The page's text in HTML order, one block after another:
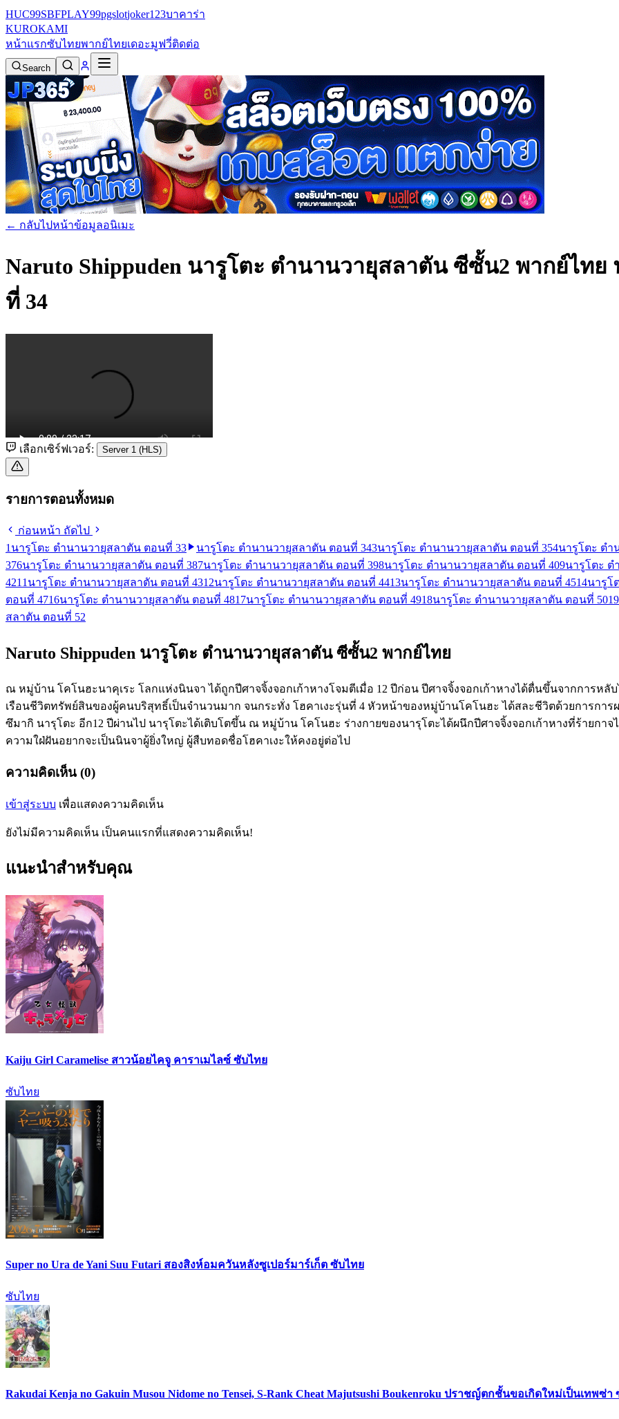
HUC99SBFPLAY99pgslotjoker123บาคาร่า
KUROKAMI
หน้าแรกซับไทยพากย์ไทยเดอะมูฟวี่ติดต่อ
Search
← กลับไปหน้าข้อมูลอนิเมะ
Naruto Shippuden นารูโตะ ตำนานวายุสลาตัน ซีซั้น2 พากย์ไทย
ที่ 34
เลือกเซิร์ฟเวอร์: Server 1 (HLS)
รายการตอนทั้งหมด
ก่อนหน้า ถัดไป
1 นารูโตะ ตำนานวายุสลาตัน ตอนที่ 33 นารูโตะ ตำนานวายุสลาตัน ตอนที่ 343นารูโตะ ตำนานวายุสลาตัน ตอนที่ 354นารูโตะ ตำ
376นารูโตะ ตำนานวายุสลาตัน ตอนที่ 387นารูโตะ ตำนานวายุสลาตัน ตอนที่ 398นารูโตะ ตำนานวายุสลาตัน ตอนที่ 409นารูโตะ ต
4211 นารูโตะ ตำนานวายุสลาตัน ตอนที่ 4312นารูโตะ ตำนานวายุสลาตัน ตอนที่ 4413นารูโตะ ตำนานวายุสลาตัน ตอนที่ 4514นารูโ
ตอนที่ 4716นารูโตะ ตำนานวายุสลาตัน ตอนที่ 4817นารูโตะ ตำนานวายุสลาตัน ตอนที่ 4918นารูโตะ ตำนานวายุสลาตัน ตอนที่ 5019
สลาตัน ตอนที่ 52
Naruto Shippuden นารูโตะ ตำนานวายุสลาตัน ซีซั้น2 พากย์ไทย
ณ หมู่บ้าน โคโนฮะนาคุเระ โลกแห่งนินจา ได้ถูกปีศาจจิ้งจอกเก้าหางโจมตีเมื่อ 12 ปีก่อน ปีศาจจิ้งจอกเก้าหางได้ตื่นขึ้นจากการห
เรือนชีวิตทรัพย์สินของผู้คนบริสุทธิ์เป็นจำนวนมาก จนกระทั่ง โฮคาเงะรุ่นที่ 4 หัวหน้าของหมู่บ้านโคโนฮะ ได้สละชีวิตด้วยการการ
ซึมากิ นารุโตะ อีก12 ปีผ่านไป นารุโตะได้เติบโตขึ้น ณ หมู่บ้าน โคโนฮะ ร่างกายของนารุโตะได้ผนึกปีศาจจิ้งจอกเก้าหางที่ร้ายกา
ความใฝ่ฝันอยากจะเป็นนินจาผู้ยิ่งใหญ่ ผู้สืบทอดชื่อโฮคาเงะให้คงอยู่ต่อไป
ความคิดเห็น (0)
เข้าสู่ระบบ เพื่อแสดงความคิดเห็น
ยังไม่มีความคิดเห็น เป็นคนแรกที่แสดงความคิดเห็น!
แนะนำสำหรับคุณ
Kaiju Girl Caramelise สาวน้อยไคจู คาราเมไลซ์ ซับไทย
ซับไทย
Super no Ura de Yani Suu Futari สองสิงห์อมควันหลังซูเปอร์มาร์เก็ต ซับไทย
ซับไทย
Rakudai Kenja no Gakuin Musou Nidome no Tensei, S-Rank Cheat Majutsushi Boukenroku ปราชญ์ตกชั้นขอเกิดใหม่เป็นเทพซ่า